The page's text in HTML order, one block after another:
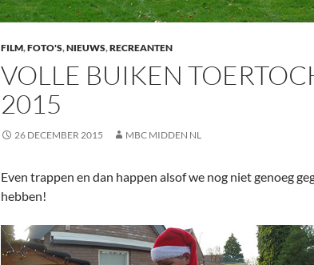
FILM,FOTO'S,NIEUWS,RECREANTEN
VOLLE BUIKEN
2015
26 DECEMBER 2015 MBC MIDDEN NL
Even trappen en dan happen alsof we nog niet genoeg
hebben!